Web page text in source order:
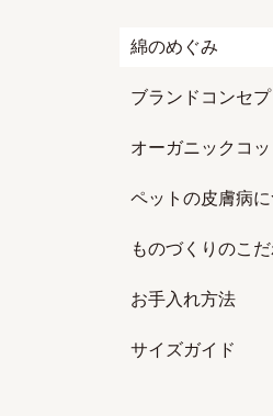
綿のめぐみ
ブランドコンセプ
オーガニックコ
ペットの皮膚病
ものづくりのこ
お手入れ方法
サイズガイド